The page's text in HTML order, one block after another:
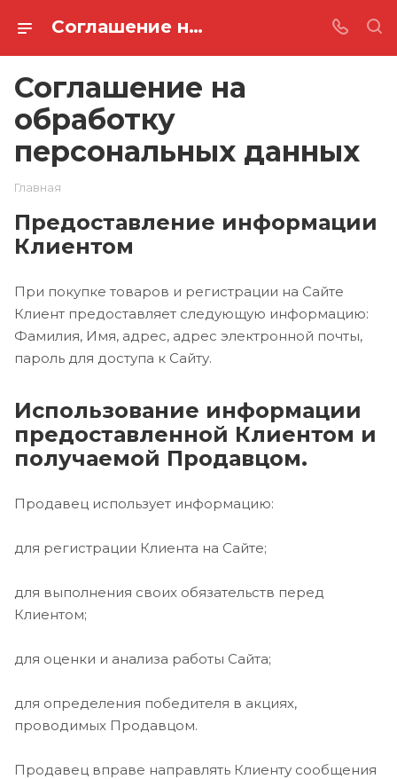
Соглашение на обработку персональных данных
Соглашение на
обработку
персональных данных
Главная
Предоставление информации
Клиентом
При покупке товаров и регистрации на Сайте
Клиент предоставляет следующую информацию:
Фамилия, Имя, адрес, адрес электронной почты,
пароль для доступа к Сайту.
Использование информации
предоставленной Клиентом и
получаемой Продавцом.
Продавец использует информацию:
для регистрации Клиента на Сайте;
для выполнения своих обязательств перед
Клиентом;
для оценки и анализа работы Сайта;
для определения победителя в акциях,
проводимых Продавцом.
Продавец вправе направлять Клиенту сообщения